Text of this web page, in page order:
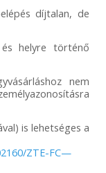
díjtalan, de
helyre történő
nem
is lehetséges a
ZTE-FC—